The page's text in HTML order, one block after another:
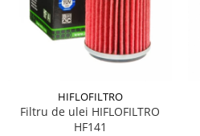
HIFLOFILTRO
Filtru de ulei HIFLOFILTRO
HF141